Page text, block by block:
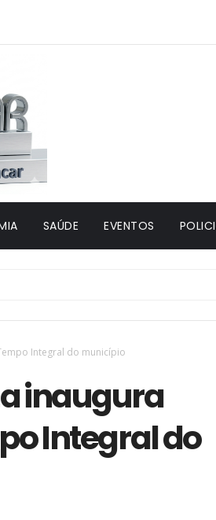
SAÚDE EVENTOS
Integral do município
inaugura
Integral do